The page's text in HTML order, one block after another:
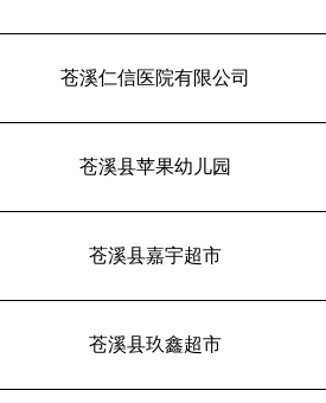
苍溪仁信医院有限公司
苍溪县苹果幼儿园
苍溪县嘉宇超市
苍溪县玖鑫超市